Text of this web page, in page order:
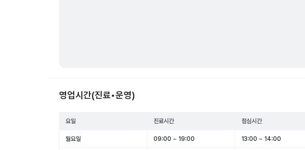
영업시간(진료•운영)
요일 진료시간 점심시간
월요일 09:00 ~ 19:00 13:00 ~ 14:00